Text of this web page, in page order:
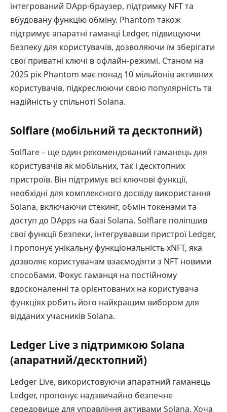
інтегрований DApp-браузер, підтримку NFT та
вбудовану функцію обміну. Phantom також
підтримує апаратні гаманці Ledger, підвищуючи
безпеку для користувачів, дозволяючи їм зберігати
свої приватні ключі в офлайн-режимі. Станом на
2025 рік Phantom має понад 10 мільйонів активних
користувачів, підкреслюючи свою популярність та
надійність у спільноті Solana.
Solflare (мобільний та десктопний)
Solflare – ще один рекомендований гаманець для
користувачів як мобільних, так і десктопних
пристроїв. Він підтримує всі ключові функції,
необхідні для комплексного досвіду використання
Solana, включаючи стекинг, обмін токенами та
доступ до DApps на базі Solana. Solflare поліпшив
свої функції безпеки, інтегрувавши пристрої Ledger,
і пропонує унікальну функціональність xNFT, яка
дозволяє користувачам взаємодіяти з NFT новими
способами. Фокус гаманця на постійному
вдосконаленні та орієнтованих на користувача
функціях робить його найкращим вибором для
відданих учасників Solana.
Ledger Live з підтримкою Solana
(апаратний/десктопний)
Ledger Live, використовуючи апаратний гаманець
Ledger, пропонує надзвичайно безпечне
середовище для управління активами Solana. Хоча